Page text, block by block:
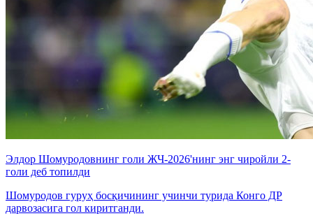
Элдор Шомуродовнинг голи ЖЧ-2026'нинг энг чиройли 2-
голи деб топилди
Шомуродов гуруҳ босқичининг учинчи турида Конго ДР
дарвозасига гол киритганди.